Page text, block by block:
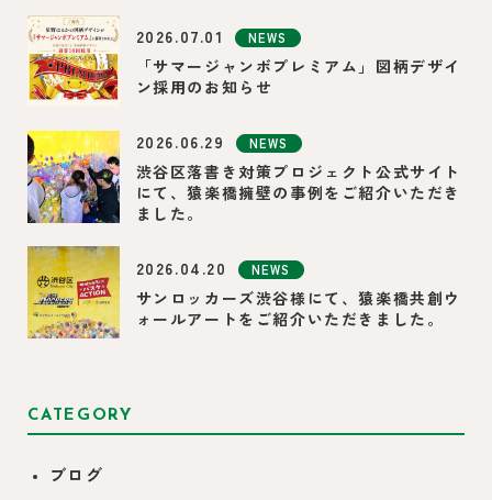
2026.07.01 NEWS
「サマージャンボプレミアム」図柄デザイ
ン採用のお知らせ
2026.06.29 NEWS
渋谷区落書き対策プロジェクト公式サイト
にて、猿楽橋擁壁の事例をご紹介いただき
ました。
2026.04.20 NEWS
サンロッカーズ渋谷様にて、猿楽橋共創ウ
ォールアートをご紹介いただきました。
CATEGORY
ブログ